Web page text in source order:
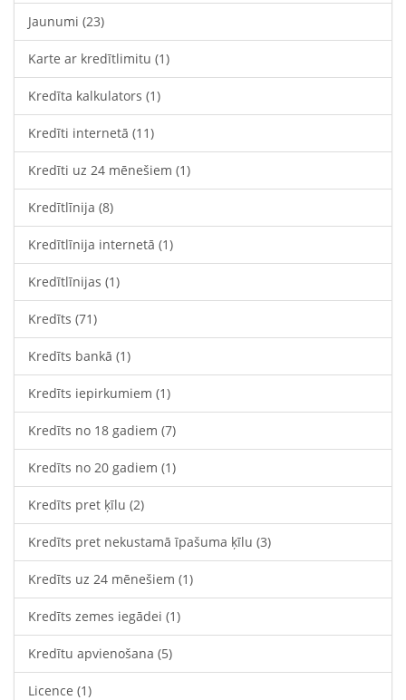
Jaunumi (23)
Karte ar kredītlimitu (1)
Kredīta kalkulators (1)
Kredīti internetā (11)
Kredīti uz 24 mēnešiem (1)
Kredītlīnija (8)
Kredītlīnija internetā (1)
Kredītlīnijas (1)
Kredīts (71)
Kredīts bankā (1)
Kredīts iepirkumiem (1)
Kredīts no 18 gadiem (7)
Kredīts no 20 gadiem (1)
Kredīts pret ķīlu (2)
Kredīts pret nekustamā īpašuma ķīlu (3)
Kredīts uz 24 mēnešiem (1)
Kredīts zemes iegādei (1)
Kredītu apvienošana (5)
Licence (1)